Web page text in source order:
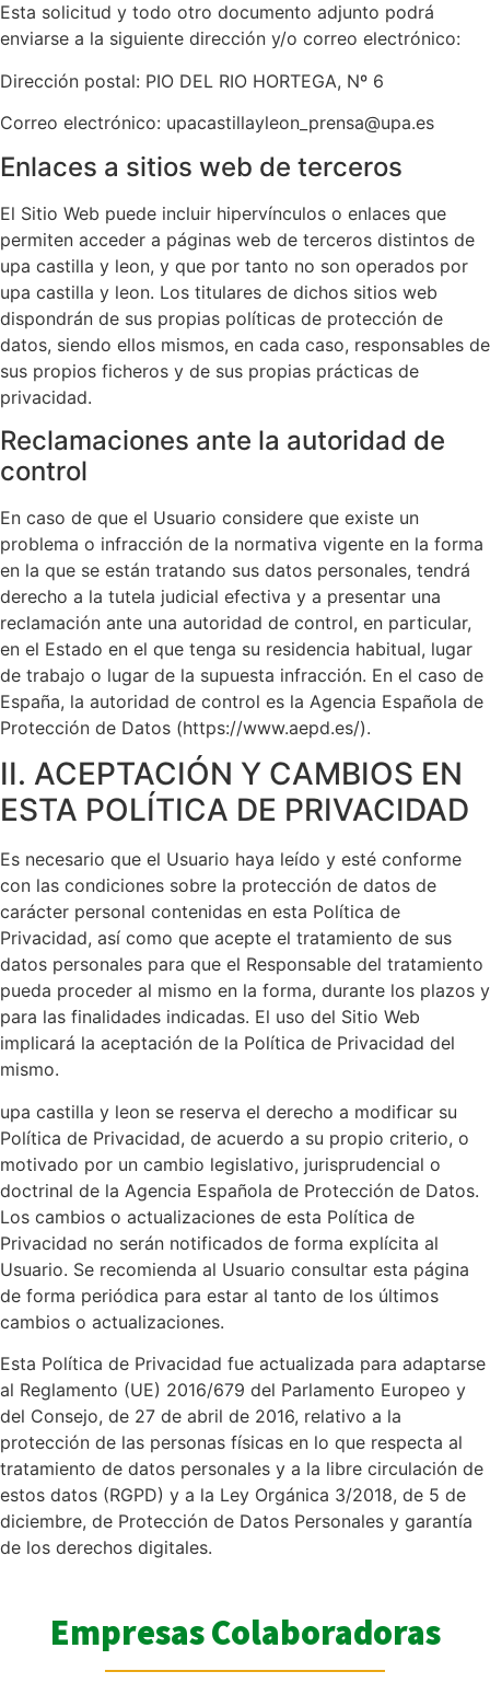
Esta solicitud y todo otro documento adjunto podrá
enviarse a la siguiente dirección y/o correo electrónico:
Dirección postal: PIO DEL RIO HORTEGA, Nº 6
Correo electrónico: upacastillayleon_prensa@upa.es
Enlaces a sitios web de terceros
El Sitio Web puede incluir hipervínculos o enlaces que
permiten acceder a páginas web de terceros distintos de
upa castilla y leon, y que por tanto no son operados por
upa castilla y leon. Los titulares de dichos sitios web
dispondrán de sus propias políticas de protección de
datos, siendo ellos mismos, en cada caso, responsables de
sus propios ficheros y de sus propias prácticas de
privacidad.
Reclamaciones ante la autoridad de
control
En caso de que el Usuario considere que existe un
problema o infracción de la normativa vigente en la forma
en la que se están tratando sus datos personales, tendrá
derecho a la tutela judicial efectiva y a presentar una
reclamación ante una autoridad de control, en particular,
en el Estado en el que tenga su residencia habitual, lugar
de trabajo o lugar de la supuesta infracción. En el caso de
España, la autoridad de control es la Agencia Española de
Protección de Datos (https://www.aepd.es/).
II. ACEPTACIÓN Y CAMBIOS EN
ESTA POLÍTICA DE PRIVACIDAD
Es necesario que el Usuario haya leído y esté conforme
con las condiciones sobre la protección de datos de
carácter personal contenidas en esta Política de
Privacidad, así como que acepte el tratamiento de sus
datos personales para que el Responsable del tratamiento
pueda proceder al mismo en la forma, durante los plazos y
para las finalidades indicadas. El uso del Sitio Web
implicará la aceptación de la Política de Privacidad del
mismo.
upa castilla y leon se reserva el derecho a modificar su
Política de Privacidad, de acuerdo a su propio criterio, o
motivado por un cambio legislativo, jurisprudencial o
doctrinal de la Agencia Española de Protección de Datos.
Los cambios o actualizaciones de esta Política de
Privacidad no serán notificados de forma explícita al
Usuario. Se recomienda al Usuario consultar esta página
de forma periódica para estar al tanto de los últimos
cambios o actualizaciones.
Esta Política de Privacidad fue actualizada para adaptarse
al Reglamento (UE) 2016/679 del Parlamento Europeo y
del Consejo, de 27 de abril de 2016, relativo a la
protección de las personas físicas en lo que respecta al
tratamiento de datos personales y a la libre circulación de
estos datos (RGPD) y a la Ley Orgánica 3/2018, de 5 de
diciembre, de Protección de Datos Personales y garantía
de los derechos digitales.
Empresas Colaboradoras